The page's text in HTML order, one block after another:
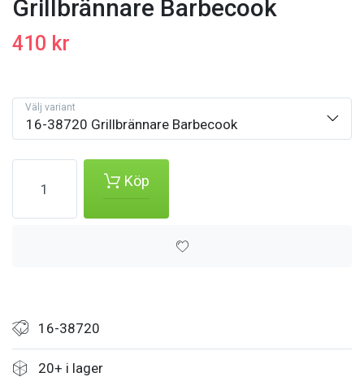
Grillbrännare Barbecook
410 kr
16-38720 Grillbrännare Barbecook
Välj variant
Köp
16-38720
20+ i lager